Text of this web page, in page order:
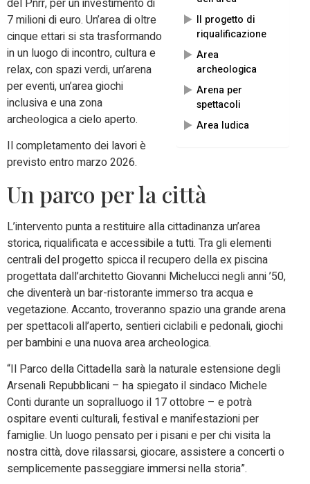
Il progetto di
riqualificazione
Area
archeologica
Arena per
spettacoli
Area ludica
7 milioni di euro. Un’area di oltre
cinque ettari si sta trasformando
in un luogo di incontro, cultura e
relax, con spazi verdi, un’arena
per eventi, un’area giochi
inclusiva e una zona
archeologica a cielo aperto.
Il completamento dei lavori è
previsto entro marzo 2026.
Un parco per la città
L’intervento punta a restituire alla cittadinanza un’area
storica, riqualificata e accessibile a tutti. Tra gli elementi
centrali del progetto spicca il recupero della ex piscina
progettata dall’architetto Giovanni Michelucci negli anni ’50,
che diventerà un bar-ristorante immerso tra acqua e
vegetazione. Accanto, troveranno spazio una grande arena
per spettacoli all’aperto, sentieri ciclabili e pedonali, giochi
per bambini e una nuova area archeologica.
“Il Parco della Cittadella sarà la naturale estensione degli
Arsenali Repubblicani – ha spiegato il sindaco Michele
Conti durante un sopralluogo il 17 ottobre – e potrà
ospitare eventi culturali, festival e manifestazioni per
famiglie. Un luogo pensato per i pisani e per chi visita la
nostra città, dove rilassarsi, giocare, assistere a concerti o
semplicemente passeggiare immersi nella storia”.